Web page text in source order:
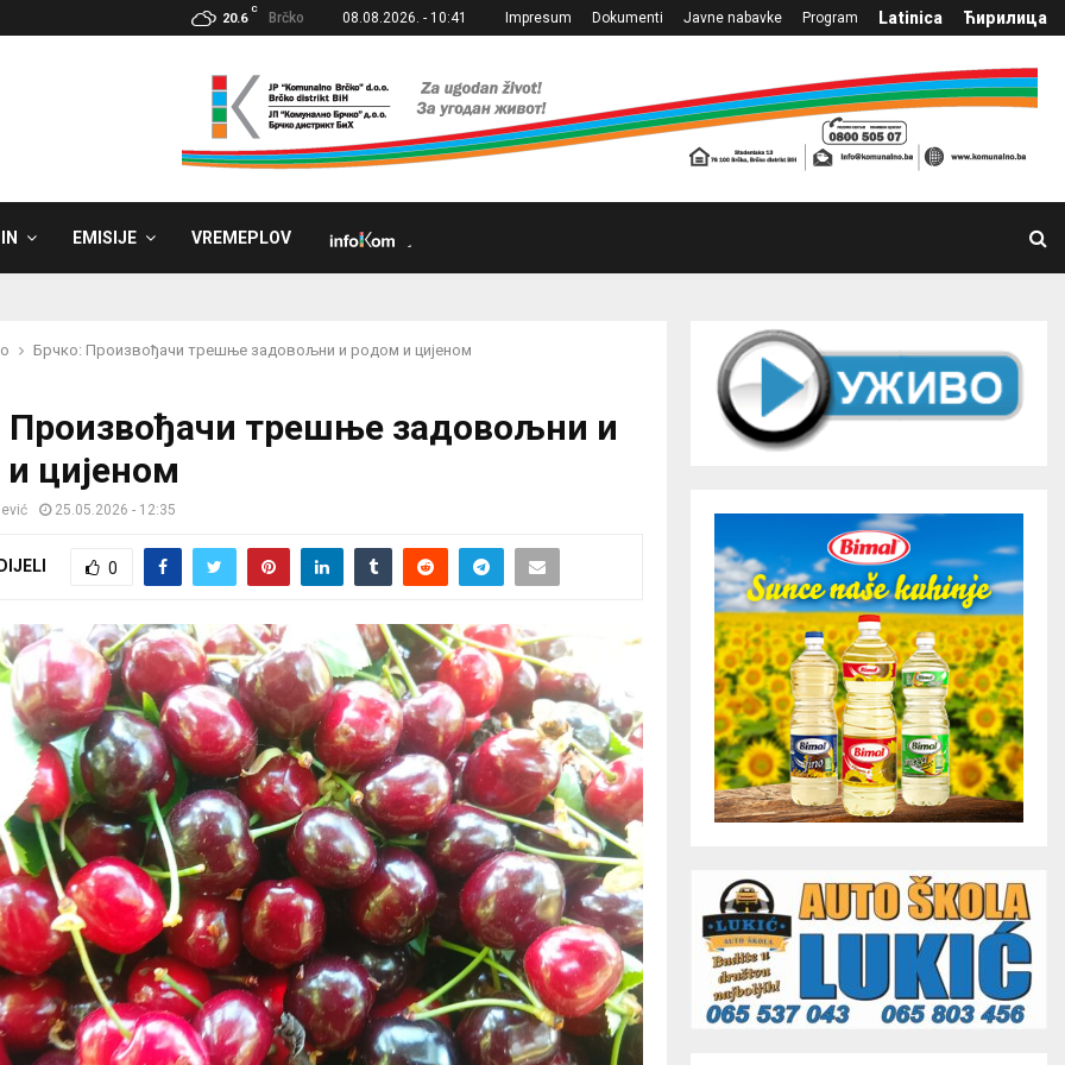
20.6
C
Brčko 08.08.2026. - 10:41 Impresum Dokumenti Javne nabavke Program Latinica Ћирилица
EMISIJE VREMEPLOV
Брчко: Произвођачи трешње задовољни и родом и цијеном
Произвођачи трешње задовољни и
цијеном
25.05.2026 - 12:35
0